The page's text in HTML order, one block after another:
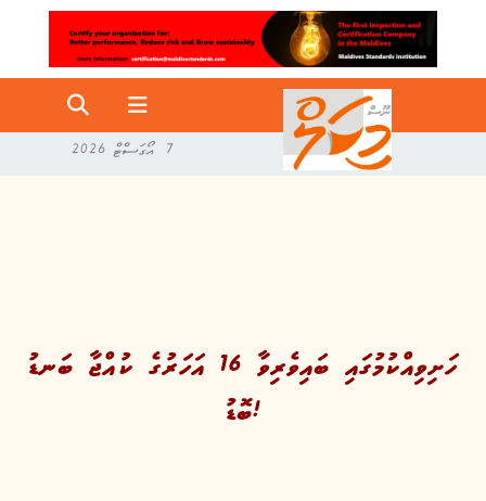
7 އޯގަސްޓް 2026
ހަށިވިއްކުމުގައި ބައިވެރިވާ 16 އަހަރުގެ ކުއްޖާ ބަނޑު
ބޮޑު!